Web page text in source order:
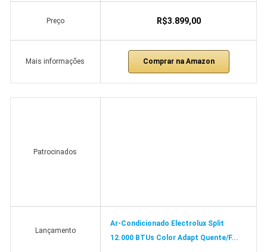
Preço R$3.899,00
Mais informações Comprar na Amazon
Patrocinados
Lançamento
Ar-Condicionado Electrolux Split
12.000 BTUs Color Adapt Quente/F...